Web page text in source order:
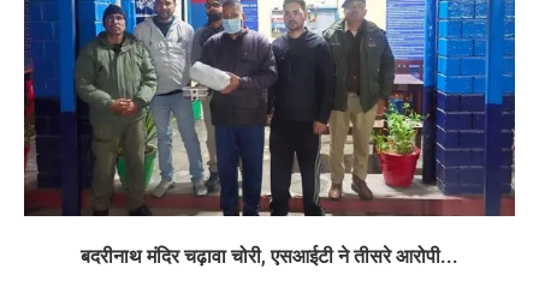
बदरीनाथ मंदिर चढ़ावा चोरी, एसआईटी ने तीसरे आरोपी...